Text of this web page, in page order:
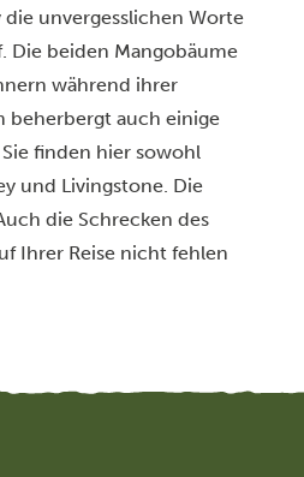
unvergesslichen Worte
Die beiden Mangobäume
während ihrer
beherbergt auch einige
finden hier sowohl
und Livingstone. Die
die Schrecken des
Ihrer Reise nicht fehlen